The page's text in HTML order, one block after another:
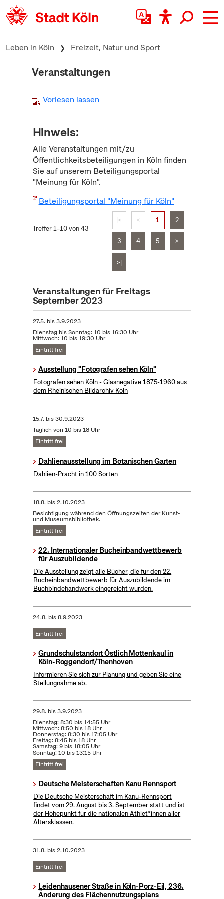
zum Inhalt springen
Leben in Köln Freizeit, Natur und Sport
Veranstaltungen
Vorlesen lassen
Hinweis:
Alle Veranstaltungen mit/zu
Öffentlichkeitsbeteiligungen in Köln finden
Sie auf unserem Beteiligungsportal
"Meinung für Köln".
Beteiligungsportal "Meinung für Köln"
Treffer 1–10 von 43
|< < 1 2
3 4 5 >
>|
Veranstaltungen für Freitags
September 2023
27.5. bis3.9.2023
Dienstag bis Sonntag: 10 bis 16:30 Uhr
Mittwoch: 10 bis 19:30 Uhr
Eintritt frei
Ausstellung "Fotografen sehen Köln"
Fotografen sehen Köln - Glasnegative 1875-1960 aus
dem Rheinischen Bildarchiv Köln
15.7. bis30.9.2023
Täglich von 10 bis 18 Uhr
Eintritt frei
Dahlienausstellung im Botanischen Garten
Dahlien-Pracht in 100 Sorten
18.8. bis2.10.2023
Besichtigung während den Öffnungszeiten der Kunst-
und Museumsbibliothek.
Eintritt frei
22. Internationaler Bucheinbandwettbewerb
für Auszubildende
Die Ausstellung zeigt alle Bücher, die für den 22.
Bucheinbandwettbewerb für Auszubildende im
Buchbindehandwerk eingereicht wurden.
24.8. bis8.9.2023
Eintritt frei
Grundschulstandort Östlich Mottenkaul in
Köln-Roggendorf/Thenhoven
Informieren Sie sich zur Planung und geben Sie eine
Stellungnahme ab.
29.8. bis3.9.2023
Dienstag: 8:30 bis 14:55 Uhr
Mittwoch: 8:50 bis 18 Uhr
Donnerstag: 8:30 bis 17:05 Uhr
Freitag: 8:45 bis 18 Uhr
Samstag: 9 bis 18:05 Uhr
Sonntag: 10 bis 13:15 Uhr
Eintritt frei
Deutsche Meisterschaften Kanu Rennsport
Die Deutsche Meisterschaft im Kanu-Rennsport
findet vom 29. August bis 3. September statt und ist
der Höhepunkt für die nationalen Athlet*innen aller
Altersklassen.
31.8. bis2.10.2023
Eintritt frei
Leidenhausener Straße in Köln-Porz-Eil, 236.
Änderung des Flächennutzungsplans